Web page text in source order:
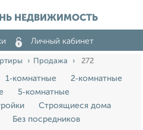
НЕДВИЖИМОСТЬ
Личный кабинет
Продажа 272
1‑комнатные
2‑комнатные
5‑комнатные
Строящиеся дома
Без посредников